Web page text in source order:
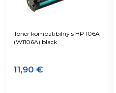
Toner kompatibilný s HP 106A
(W1106A) black
11,90 €